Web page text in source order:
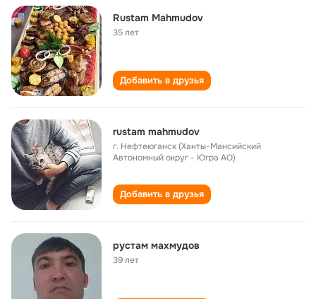
Rustam Mahmudov
35 лет
Добавить в друзья
rustam mahmudov
г. Нефтеюганск (Ханты-Мансийский
Автономный округ - Югра АО)
Добавить в друзья
рустам махмудов
39 лет